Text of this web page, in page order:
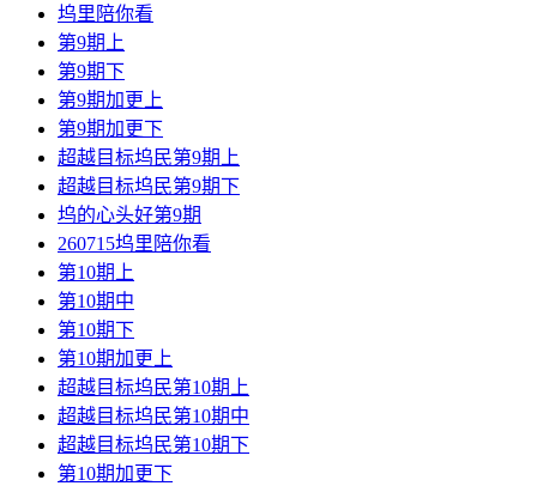
坞里陪你看
第9期上
第9期下
第9期加更上
第9期加更下
超越目标坞民第9期上
超越目标坞民第9期下
坞的心头好第9期
260715坞里陪你看
第10期上
第10期中
第10期下
第10期加更上
超越目标坞民第10期上
超越目标坞民第10期中
超越目标坞民第10期下
第10期加更下